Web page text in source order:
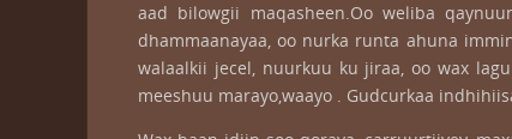
aad bilowgii maqasheen.Oo weliba
dhammaanayaa, oo nurka runta ahuna
walaalkii jecel, nuurkuu ku jiraa, oo wax
meeshuu marayo,waayo . Gudcurkaa